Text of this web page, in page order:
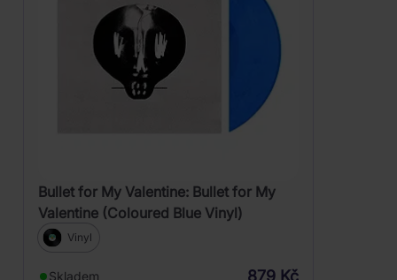
Bullet for My Valentine: Bullet for My
Valentine (Coloured Blue Vinyl)
Vinyl
Skladem